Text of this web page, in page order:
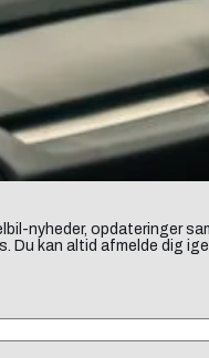
nyheder, opdateringer
Du kan altid afmelde dig